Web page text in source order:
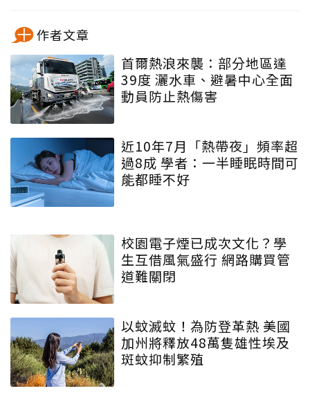
作者文章
首爾熱浪來襲：部分地區達
39度 灑水車、避暑中心全面
動員防止熱傷害
近10年7月「熱帶夜」頻率超
過8成 學者：一半睡眠時間可
能都睡不好
校園電子煙已成次文化？學
生互借風氣盛行 網路購買管
道難關閉
以蚊滅蚊！為防登革熱 美國
加州將釋放48萬隻雄性埃及
斑蚊抑制繁殖